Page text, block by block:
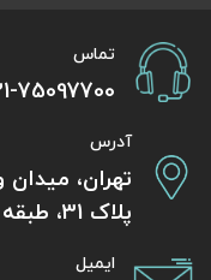
تماس
75097700
آدرس
تهران، میدان
پلاک 31، طبقه همکف
ایمیل